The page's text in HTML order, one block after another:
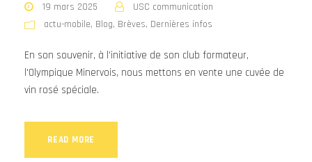
19 mars 2025
USC communication
actu-mobile, Blog, Brèves, Dernières infos
En son souvenir, à l'initiative de son club formateur,
l'Olympique Minervois, nous mettons en vente une cuvée de
vin rosé spéciale.
READ MORE